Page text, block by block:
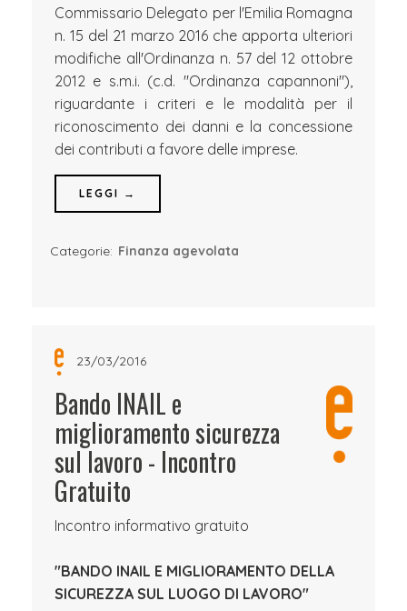
Commissario Delegato per l'Emilia Romagna
n. 15 del 21 marzo 2016 che apporta ulteriori
modifiche all'Ordinanza n. 57 del 12 ottobre
2012 e s.m.i. (c.d. "Ordinanza capannoni"),
riguardante i criteri e le modalità per il
riconoscimento dei danni e la concessione
dei contributi a favore delle imprese.
LEGGI →
Categorie: Finanza agevolata
23/03/2016
Bando INAIL e
miglioramento sicurezza
sul lavoro - Incontro
Gratuito
Incontro informativo gratuito
"BANDO INAIL E MIGLIORAMENTO DELLA
SICUREZZA SUL LUOGO DI LAVORO"